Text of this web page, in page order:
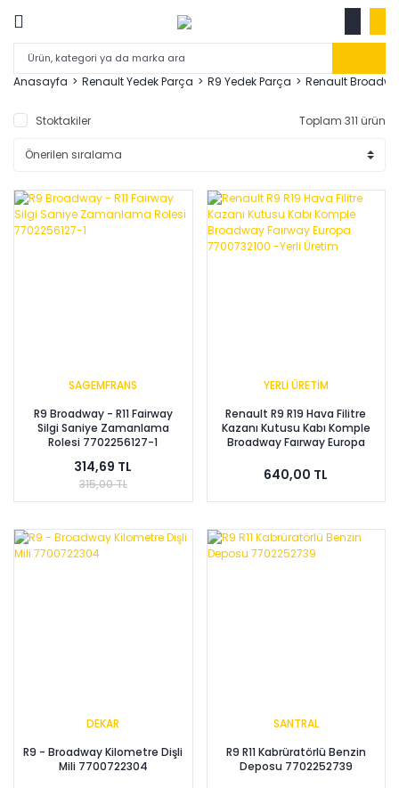
Anasayfa Renault Yedek Parça R9 Yedek Parça Renault
Stoktakiler Toplam 311 ürün
SAGEMFRANS
R9 Broadway - R11 Fairway
Silgi Saniye Zamanlama
Rolesi 7702256127-1
314,69 TL
315,00 TL
YERLİ ÜRETİM
Renault R9 R19 Hava Filitre
Kazanı Kutusu Kabı Komple
Broadway Faırway Europa
640,00 TL
DEKAR
R9 - Broadway Kilometre Dişli
Mili 7700722304
SANTRAL
R9 R11 Kabrüratörlü Benzin
Deposu 7702252739